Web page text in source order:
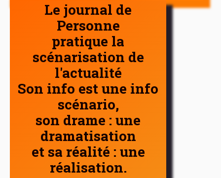
Le journal de
Personne
pratique la
scénarisation de
l'actualité
Son info est une info
scénario,
son drame : une
dramatisation
et sa réalité : une
réalisation.